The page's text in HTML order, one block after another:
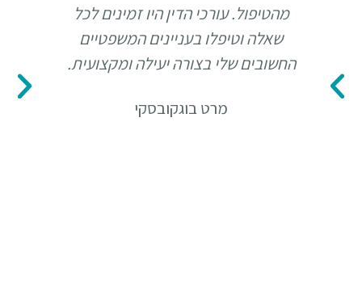
מהטיפול. עורכי הדין היו זמינים לכל
שאלה וטיפלו בעניינים המשפטיים
החשובים שלי בצורה יעילה ומקצועית.
מרט בוגקובסקי